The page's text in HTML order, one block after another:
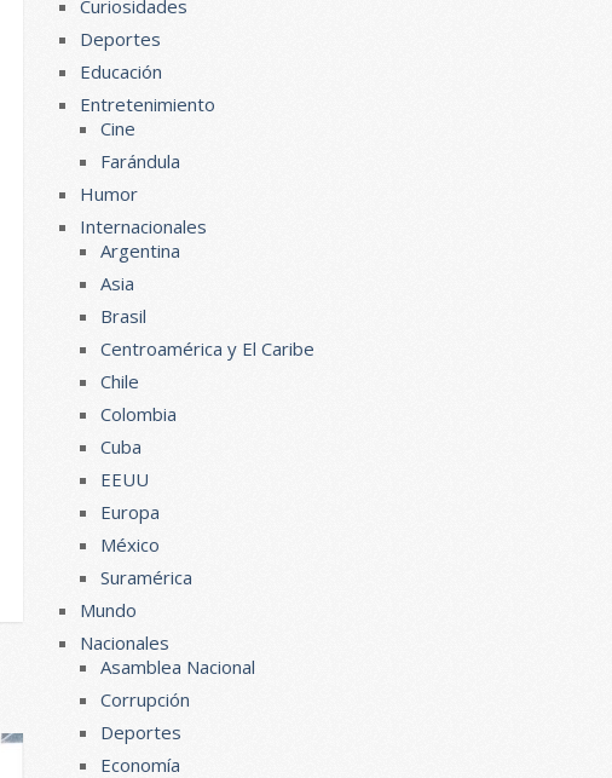
Curiosidades
Deportes
Educación
Entretenimiento
Cine
Farándula
Humor
Internacionales
Argentina
Asia
Brasil
Centroamérica y El Caribe
Chile
Colombia
Cuba
EEUU
Europa
México
Suramérica
Mundo
Nacionales
Asamblea Nacional
Corrupción
Deportes
Economía